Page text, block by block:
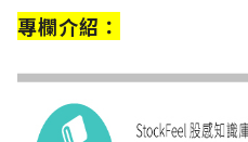
專欄介紹：